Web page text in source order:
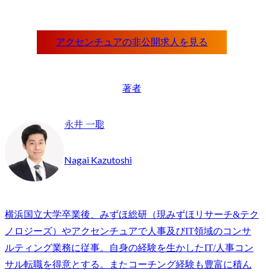
著者
永井 一聡
Nagai Kazutoshi
横浜国立大学卒業後、みずほ総研（現みずほリサーチ&テク
ノロジーズ）やアクセンチュアで人事及びIT領域のコンサ
ルティング業務に従事。自身の経験を生かしたIT/人事コン
サル転職を得意とする。またコーチング経験も豊富に積ん